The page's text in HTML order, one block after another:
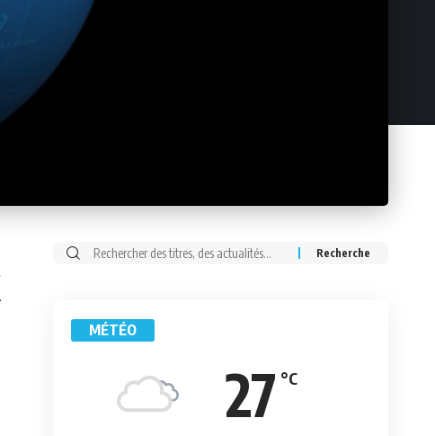
Rechercher:
MÉTÉO
27 °C